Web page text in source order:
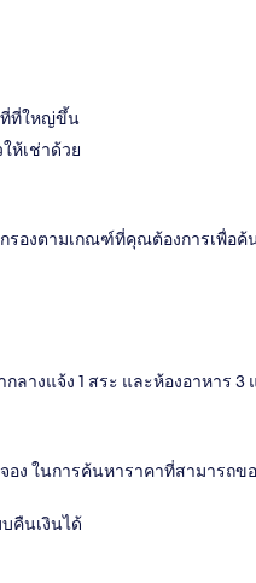
ที่ที่ใหญ่ขึ้น
ห้เช่าด้วย
รองตามเกณฑ์ที่คุณต้องการเพื่อ
ลางแจ้ง 1 สระ และห้องอาหาร 3
ง ในการค้นหาราคาที่สามารถข
คืนเงินได้